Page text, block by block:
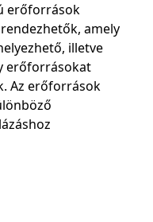
erőforrások
amely
illetve
erőforrásokat
Az erőforrások